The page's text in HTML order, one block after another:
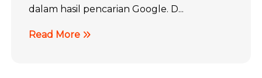
dalam hasil pencarian Google. D...
Read More